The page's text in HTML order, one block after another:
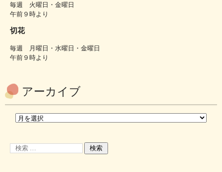
毎週 火曜日・金曜日
午前９時より
切花
毎週 月曜日・水曜日・金曜日
午前９時より
アーカイブ